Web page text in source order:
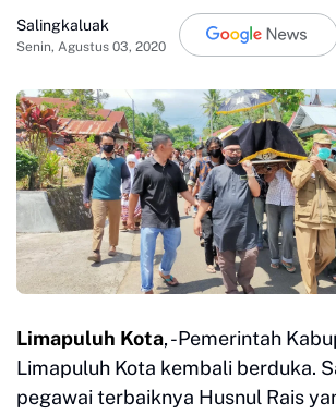
Salingkaluak
Senin, Agustus 03, 2020
Limapuluh Kota, -Pemerintah
Limapuluh Kota kembali berduka.
pegawai terbaiknya Husnul Rais